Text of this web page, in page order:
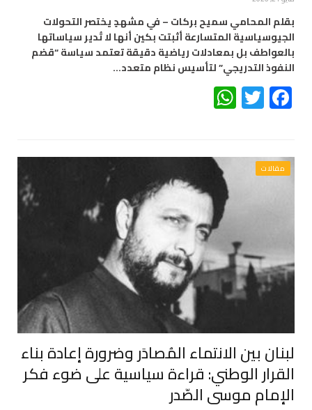
بقلم المحامي سميح بركات – ​في مشهدٍ يختصر التحولات
الجيوسياسية المتسارعة أثبتت بكين أنها لا تُدير سياساتها
بالعواطف بل بمعادلات رياضية دقيقة تعتمد سياسة “قضم
النفوذ التدريجي” لتأسيس نظام متعدد…
Facebook
Twitter
مقالات
لبنان بين الانتماء المُصادَر وضرورة إعادة بناء
القرار الوطني: قراءة سياسية على ضوء فكر
الإمام موسى الصّدر